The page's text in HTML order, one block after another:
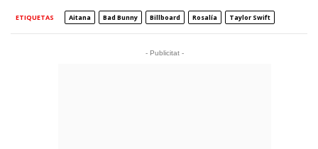
ETIQUETAS Aitana Bad Bunny Billboard Rosalía Taylor Swift
- Publicitat -